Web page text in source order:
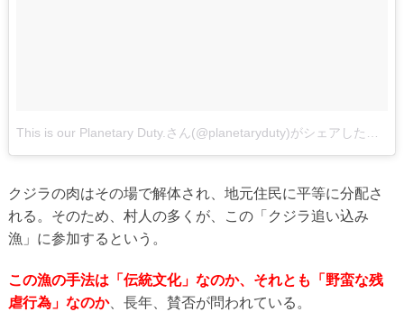
クジラの肉はその場で解体され、地元住民に平等に分配さ
れる。そのため、村人の多くが、この「クジラ追い込み
漁」に参加するという。
この漁の手法は「伝統文化」なのか、それとも「野蛮な残
虐行為」なのか、長年、賛否が問われている。